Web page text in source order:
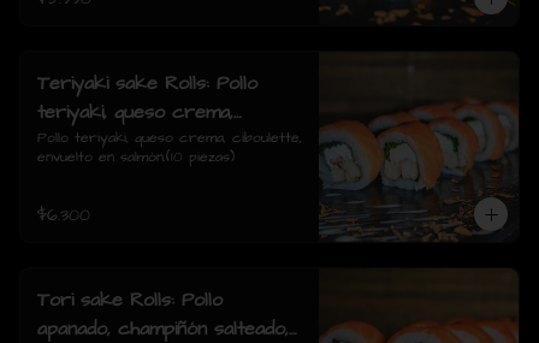
Teriyaki sake Rolls: Pollo
teriyaki, queso crema,
ciboulette, envuelto en
salmón.
Pollo teriyaki, queso crema, ciboulette,
envuelto en salmón.(10 piezas)
$6.300
Tori sake Rolls: Pollo
apanado, champiñón salteado,